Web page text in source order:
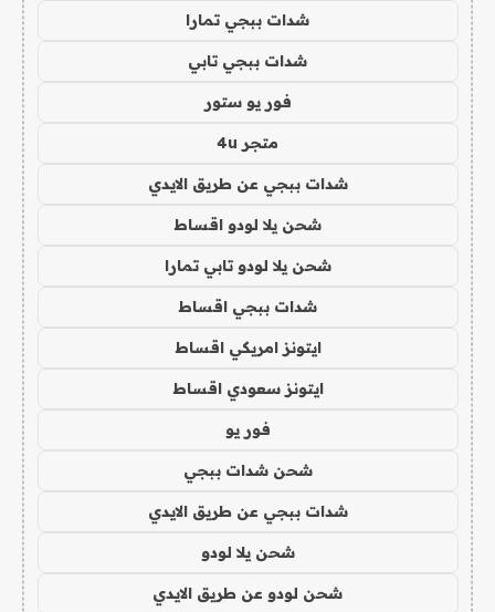
شدات ببجي تمارا
شدات ببجي تابي
فور يو ستور
متجر 4u
شدات ببجي عن طريق الايدي
شحن يلا لودو اقساط
شحن يلا لودو تابي تمارا
شدات ببجي اقساط
ايتونز امريكي اقساط
ايتونز سعودي اقساط
فور يو
شحن شدات ببجي
شدات ببجي عن طريق الايدي
شحن يلا لودو
شحن لودو عن طريق الايدي